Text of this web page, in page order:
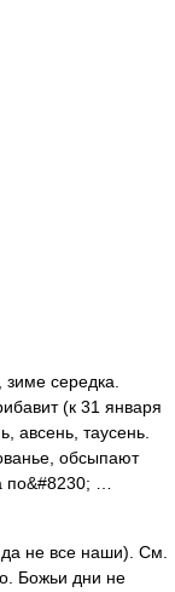
середка.
(к 31 января
авсень, таусень.
обсыпают
по&#8230; …
не все наши). См.
Божьи дни не